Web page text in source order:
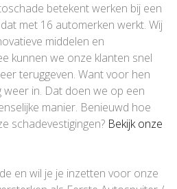
betekent werken bij een
met 16 automerken werkt. Wij
middelen en
kunnen we onze klanten snel
teruggeven. Want voor hen
in. Dat doen we op een
manier. Benieuwd hoe
schadevestigingen? Bekijk onze
en wil je je inzetten voor onze